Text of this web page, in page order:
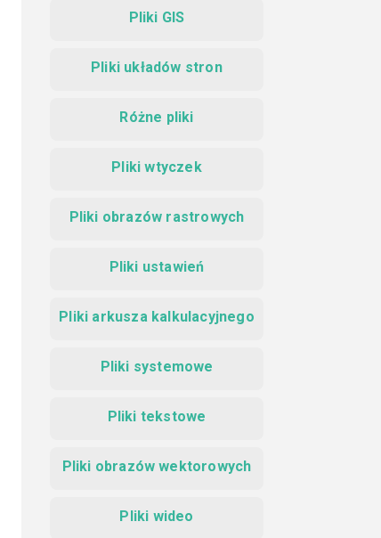
Pliki GIS
Pliki układów stron
Różne pliki
Pliki wtyczek
Pliki obrazów rastrowych
Pliki ustawień
Pliki arkusza kalkulacyjnego
Pliki systemowe
Pliki tekstowe
Pliki obrazów wektorowych
Pliki wideo